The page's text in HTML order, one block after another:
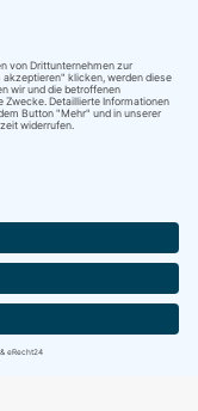
ins